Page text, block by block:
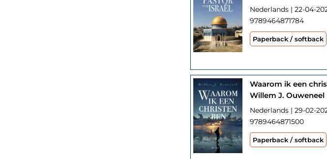
Nederlands | 22-04-
9789464871784
Paperback / softback
Waarom ik een
Willem J. Ouweneel
Nederlands | 29-02-
9789464871500
Paperback / softback